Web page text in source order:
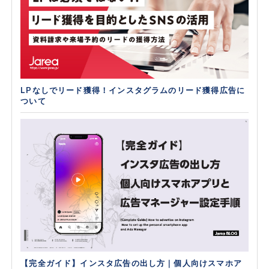
LPなしでリード獲得！インスタグラムのリード獲得広告に
ついて
【完全ガイド】インスタ広告の出し方｜個人向けスマホア